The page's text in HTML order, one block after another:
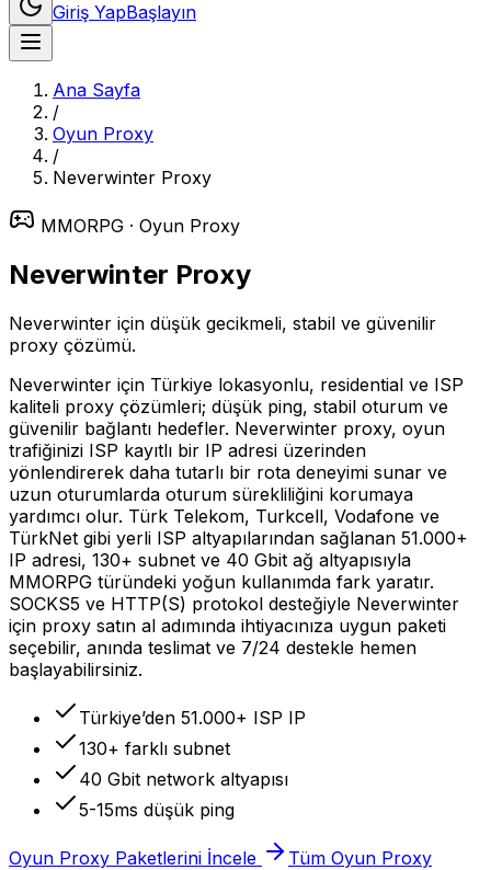
Giriş YapBaşlayın
Ana Sayfa
/
Oyun Proxy
/
Neverwinter Proxy
MMORPG · Oyun Proxy
Neverwinter Proxy
Neverwinter için düşük gecikmeli, stabil ve güvenilir
proxy çözümü.
Neverwinter için Türkiye lokasyonlu, residential ve ISP
kaliteli proxy çözümleri; düşük ping, stabil oturum ve
güvenilir bağlantı hedefler. Neverwinter proxy, oyun
trafiğinizi ISP kayıtlı bir IP adresi üzerinden
yönlendirerek daha tutarlı bir rota deneyimi sunar ve
uzun oturumlarda oturum sürekliliğini korumaya
yardımcı olur. Türk Telekom, Turkcell, Vodafone ve
TürkNet gibi yerli ISP altyapılarından sağlanan 51.000+
IP adresi, 130+ subnet ve 40 Gbit ağ altyapısıyla
MMORPG türündeki yoğun kullanımda fark yaratır.
SOCKS5 ve HTTP(S) protokol desteğiyle Neverwinter
için proxy satın al adımında ihtiyacınıza uygun paketi
seçebilir, anında teslimat ve 7/24 destekle hemen
başlayabilirsiniz.
Türkiye’den 51.000+ ISP IP
130+ farklı subnet
40 Gbit network altyapısı
5-15ms düşük ping
Oyun Proxy Paketlerini İncele
Tüm Oyun Proxy